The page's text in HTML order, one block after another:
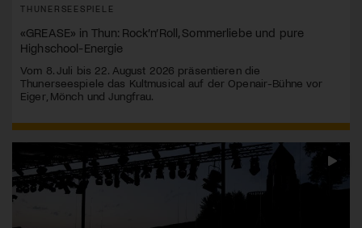
THUNERSEESPIELE
«GREASE» in Thun: Rock’n’Roll, Sommerliebe und pure
Highschool-Energie
Vom 8. Juli bis 22. August 2026 präsentieren die
Thunerseespiele das Kultmusical auf der Openair-Bühne vor
Eiger, Mönch und Jungfrau.